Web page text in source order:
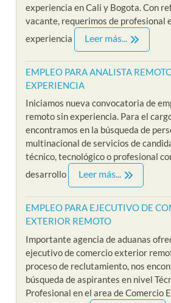
experiencia en Cali y Bogota. Con
vacante, requerimos de profesional
experiencia
Leer más...
EMPLEO PARA ANALISTA
EXPERIENCIA
Iniciamos nueva convocatoria de
remoto sin experiencia. Para el
encontramos en la búsqueda de
multinacional de servicios de
técnico, tecnológico o profesional
desarrollo
Leer más...
EMPLEO PARA EJECUTIVO DE
EXTERIOR REMOTO
Importante agencia de aduanas
ejecutivo de comercio exterior
proceso de reclutamiento, nos
búsqueda de aspirantes en nivel
Profesional en el area de Comercio